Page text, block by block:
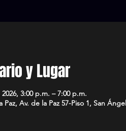
y Lugar
2026, 3:00 p.m. – 7:00 p.m.
Paz, Av. de la Paz 57-Piso 1, San